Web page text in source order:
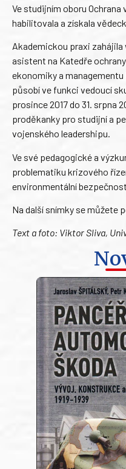
Ve studijním oboru
habilitovala a získala
Akademickou praxi
asistent na Katedře
ekonomiky a managementu
působí ve funkci vedoucí
prosince 2017 do 31. srpna
proděkanky pro studijní a
vojenského leadershipu.
Ve své pedagogické a
problematiku krizového
environmentální
Na další snímky se můžete
Text a foto: Viktor Sliva,